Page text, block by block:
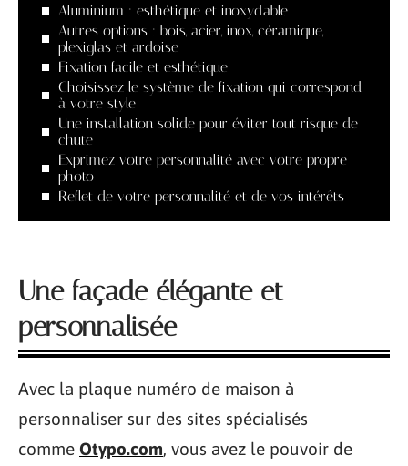
Aluminium : esthétique et inoxydable
Autres options : bois, acier, inox, céramique,
plexiglas et ardoise
Fixation facile et esthétique
Choisissez le système de fixation qui correspond
à votre style
Une installation solide pour éviter tout risque de
chute
Exprimez votre personnalité avec votre propre
photo
Reflet de votre personnalité et de vos intérêts
Une façade élégante et
personnalisée
Avec la plaque numéro de maison à
personnaliser sur des sites spécialisés
comme Otypo.com, vous avez le pouvoir de